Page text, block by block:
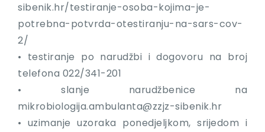
sibenik.hr/testiranje-osoba-kojima-je-
potrebna-potvrda-otestiranju-na-sars-cov-
2/
• testiranje po narudžbi i dogovoru na broj
telefona 022/341-201
• slanje narudžbenice na
mikrobiologija.ambulanta@zzjz-sibenik.hr
• uzimanje uzoraka ponedjeljkom, srijedom i